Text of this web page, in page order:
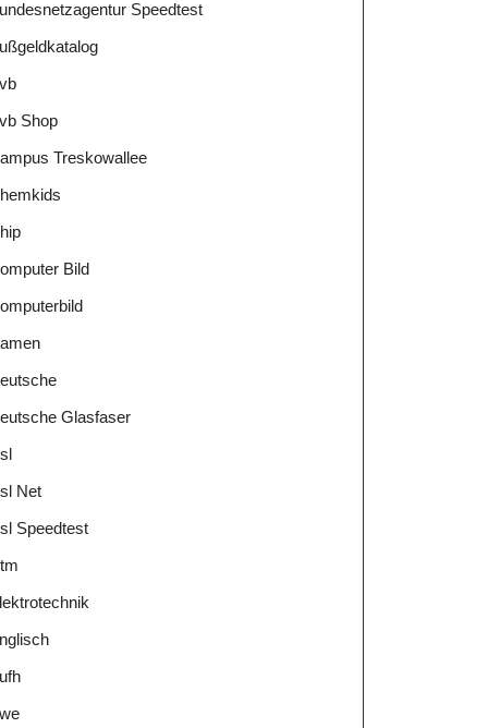
Speedtest
Shop
Treskowallee
Bild
Glasfaser
Net
Speedtest